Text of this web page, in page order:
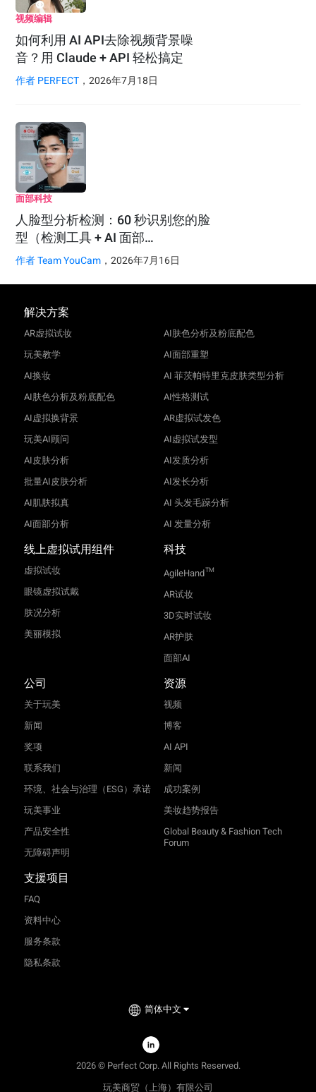
视频编辑
如何利用 AI API去除视频背景噪
音？用 Claude + API 轻松搞定
作者 PERFECT ，2026年7月18日
面部科技
人脸型分析检测：60 秒识别您的脸
型（检测工具 + AI 面部…
作者Team YouCam ，2026年7月16日
解决方案
AR虚拟试妆
玩美教学
AI换妆
AI肤色分析及粉底配色
AI虚拟换背景
玩美AI顾问
AI皮肤分析
批量AI皮肤分析
AI肌肤拟真
AI面部分析
AI肤色分析及粉底配色
AI面部重塑
AI 菲茨帕特里克皮肤类型分析
AI性格测试
AR虚拟试发色
AI虚拟试发型
AI发质分析
AI发长分析
AI 头发毛躁分析
AI 发量分析
线上虚拟试用组件
虚拟试妆
眼镜虚拟试戴
肤况分析
美丽模拟
科技
AgileHandTM
AR试妆
3D实时试妆
AR护肤
面部AI
公司
关于玩美
新闻
奖项
联系我们
环境、社会与治理（ESG）承诺
玩美事业
产品安全性
无障碍声明
资源
视频
博客
AI API
新闻
成功案例
美妆趋势报告
Global Beauty & Fashion Tech
Forum
支援项目
FAQ
资料中心
服务条款
隐私条款
简体中文
2026 © Perfect Corp. All Rights Reserved.
玩美商贸（上海）有限公司